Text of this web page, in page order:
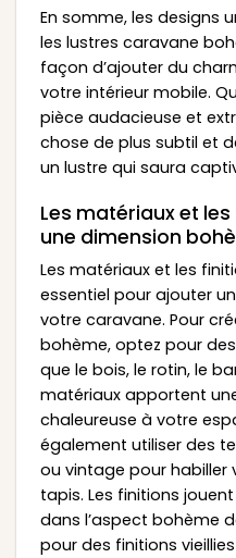
En somme, les designs
les lustres caravane
façon d’ajouter du
votre intérieur mobile.
pièce audacieuse et
chose de plus subtil et
un lustre qui saura
Les matériaux et
une dimension
Les matériaux et les
essentiel pour ajouter
votre caravane. Pour
bohème, optez pour
que le bois, le rotin, le
matériaux apportent
chaleureuse à votre
également utiliser des
ou vintage pour habiller
tapis. Les finitions
dans l’aspect bohème
pour des finitions